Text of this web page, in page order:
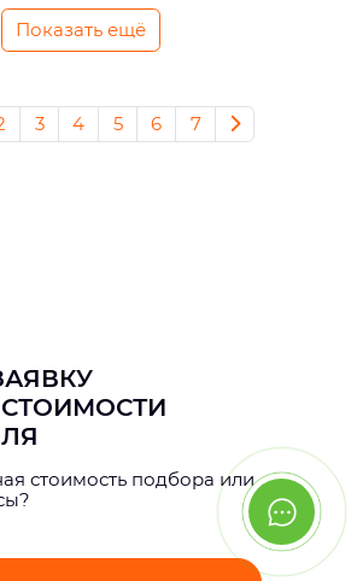
Показать ещё
3 4 5 6 7
стоимость подбора или